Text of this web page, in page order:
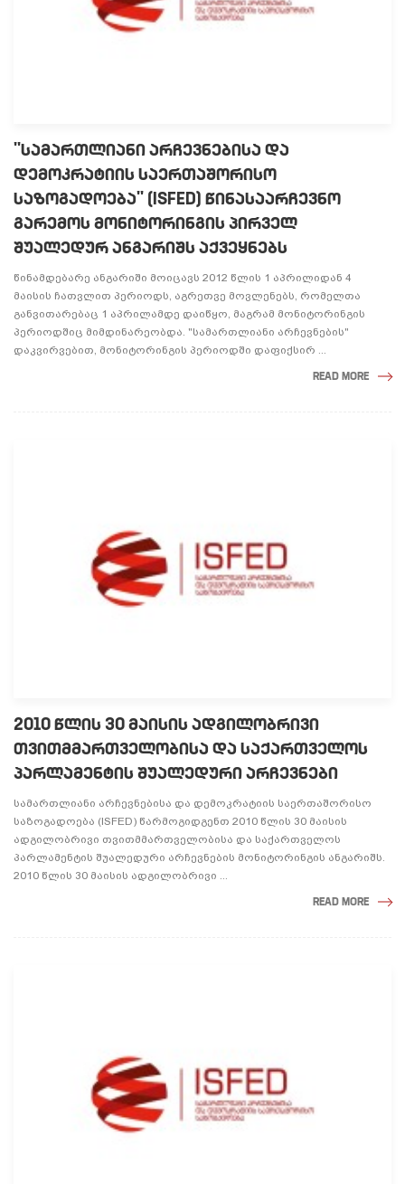
"ᲡᲐᲛᲐᲠᲗᲚᲘᲐᲜᲘ ᲐᲠᲩᲔᲕᲜᲔᲑᲘᲡᲐ ᲓᲐ
ᲓᲔᲛᲝᲙᲠᲐᲢᲘᲘᲡ ᲡᲐᲔᲠᲗᲐᲨᲝᲠᲘᲡᲝ
ᲡᲐᲖᲝᲒᲐᲓᲝᲔᲑᲐ" (ISFED) ᲬᲘᲜᲐᲡᲐᲐᲠᲩᲔᲕᲜᲝ
ᲒᲐᲠᲔᲛᲝᲡ ᲛᲝᲜᲘᲢᲝᲠᲘᲜᲒᲘᲡ ᲞᲘᲠᲕᲔᲚ
ᲨᲣᲐᲚᲔᲓᲣᲠ ᲐᲜᲒᲐᲠᲘᲨᲡ ᲐᲥᲕᲔᲧᲜᲔᲑᲡ
წინამდებარე ანგარიში მოიცავს 2012 წლის 1 აპრილიდან 4
მაისის ჩათვლით პერიოდს, აგრეთვე მოვლენებს, რომელთა
განვითარებაც 1 აპრილამდე დაიწყო, მაგრამ მონიტორინგის
პერიოდშიც მიმდინარეობდა. "სამართლიანი არჩევნების"
დაკვირვებით, მონიტორინგის პერიოდში დაფიქსირ ...
READ MORE
2010 ᲬᲚᲘᲡ 30 ᲛᲐᲘᲡᲘᲡ ᲐᲓᲒᲘᲚᲝᲑᲠᲘᲕᲘ
ᲗᲕᲘᲗᲛᲛᲐᲠᲗᲕᲔᲚᲝᲑᲘᲡᲐ ᲓᲐ ᲡᲐᲥᲐᲠᲗᲕᲔᲚᲝᲡ
ᲞᲐᲠᲚᲐᲛᲔᲜᲢᲘᲡ ᲨᲣᲐᲚᲔᲓᲣᲠᲘ ᲐᲠᲩᲔᲕᲜᲔᲑᲘ
სამართლიანი არჩევნებისა და დემოკრატიის საერთაშორისო
საზოგადოება (ISFED) წარმოგიდგენთ 2010 წლის 30 მაისის
ადგილობრივი თვითმმართველობისა და საქართველოს
პარლამენტის შუალედური არჩევნების მონიტორინგის ანგარიშს.
2010 წლის 30 მაისის ადგილობრივი ...
READ MORE